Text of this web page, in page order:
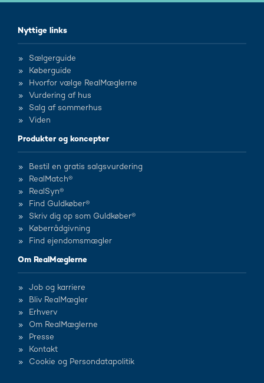
Nyttige links
Sælgerguide
Køberguide
Hvorfor vælge RealMæglerne
Vurdering af hus
Salg af sommerhus
Viden
Produkter og koncepter
Bestil en gratis salgsvurdering
RealMatch®
RealSyn®
Find Guldkøber®
Skriv dig op som Guldkøber®
Køberrådgivning
Find ejendomsmægler
Om RealMæglerne
Job og karriere
Bliv RealMægler
Erhverv
Om RealMæglerne
Presse
Kontakt
Cookie og Persondatapolitik